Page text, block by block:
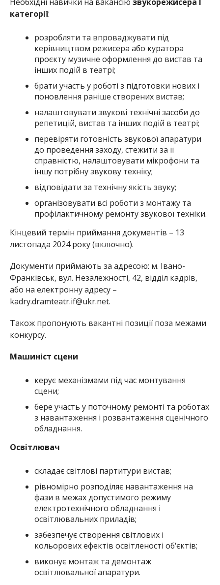
категорії:
розробляти та впроваджувати під
керівництвом режисера або куратора
проєкту музичне оформлення до вистав та
інших подій в театрі;
брати участь у роботі з підготовки нових і
поновлення раніше створених вистав;
налаштовувати звукові технічні засоби до
репетицій, вистав та інших подій в театрі;
перевіряти готовність звукової апаратури
до проведення заходу, стежити за її
справністю, налаштовувати мікрофони та
іншу потрібну звукову техніку;
відповідати за технічну якість звуку;
організовувати всі роботи з монтажу та
профілактичному ремонту звукової техніки.
Кінцевий термін приймання документів – 13
листопада 2024 року (включно).
Документи приймають за адресою: м. Івано-
Франківськ, вул. Незалежності, 42, відділ кадрів,
або на електронну адресу –
kadry.dramteatr.if@ukr.net.
Також пропонують вакантні позиції поза межами
конкурсу.
Машиніст сцени
керує механізмами під час монтування
сцени;
бере участь у поточному ремонті та роботах
з навантаження і розвантаження сценічного
обладнання.
Освітлювач
складає світлові партитури вистав;
рівномірно розподіляє навантаження на
фази в межах допустимого режиму
електротехнічного обладнання і
освітлювальних приладів;
забезпечує створення світлових і
кольорових ефектів освітленості об‘єктів;
виконує монтаж та демонтаж
освітлювальної апаратури.